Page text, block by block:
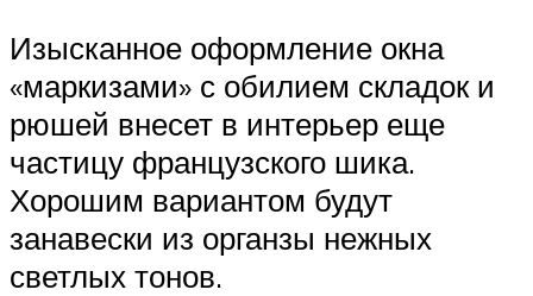
Изысканное оформление окна
«маркизами» с обилием складок и
рюшей внесет в интерьер еще
частицу французского шика.
Хорошим вариантом будут
занавески из органзы нежных
светлых тонов.